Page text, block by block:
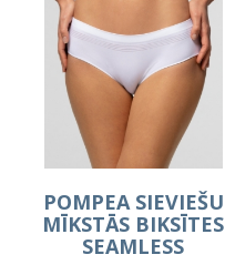
POMPEA SIEVIEŠU
MĪKSTĀS BIKSĪTES
SEAMLESS